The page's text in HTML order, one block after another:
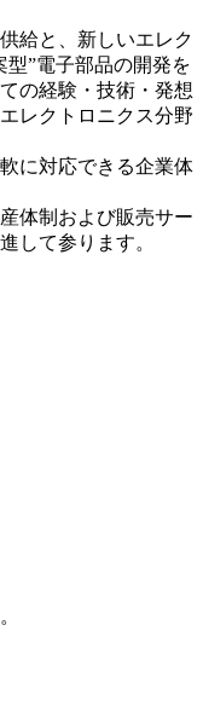
給と、新しいエレク
型”電子部品の開発を
の経験・技術・発想
レクトロニクス分野
に対応できる企業体
体制および販売サー
して参ります。